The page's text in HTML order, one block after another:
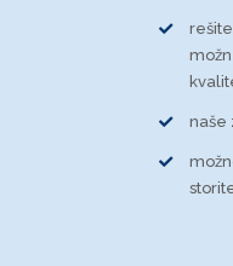
naše